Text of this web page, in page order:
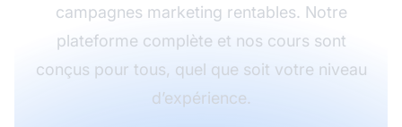
campagnes marketing rentables. Notre
plateforme complète et nos cours sont
conçus pour tous, quel que soit votre niveau
d’expérience.